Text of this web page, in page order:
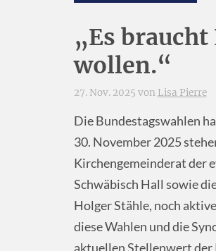
„Es
wollen.“
27. Nov. 2025 von Lisa Pierre
Die Bundestagswahlen
30. November 2025
Kirchengemeinderat der
Schwäbisch Hall sowie
Holger Stähle, noch
diese Wahlen und die
aktuellen Stellenwert der